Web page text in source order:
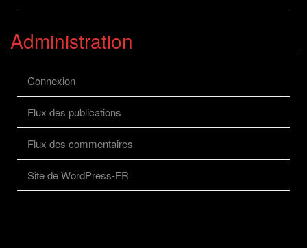
Administration
Connexion
Flux des publications
Flux des commentaires
Site de WordPress-FR